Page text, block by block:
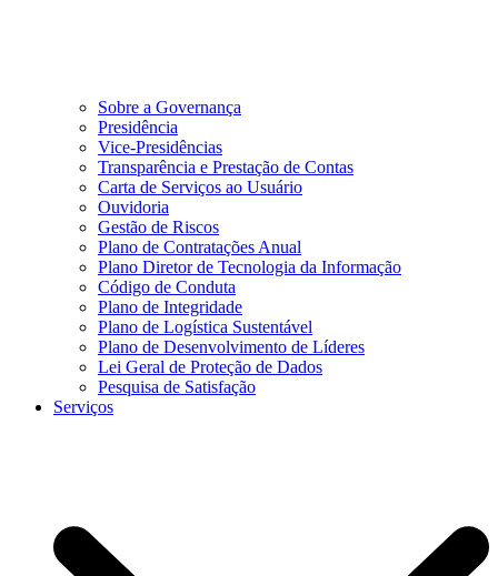
Sobre a Governança
Presidência
Vice-Presidências
Transparência e Prestação de Contas
Carta de Serviços ao Usuário
Ouvidoria
Gestão de Riscos
Plano de Contratações Anual
Plano Diretor de Tecnologia da Informação
Código de Conduta
Plano de Integridade
Plano de Logística Sustentável
Plano de Desenvolvimento de Líderes
Lei Geral de Proteção de Dados
Pesquisa de Satisfação
Serviços